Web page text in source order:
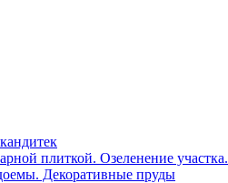
плиткой. Озеленение участка.
Декоративные пруды